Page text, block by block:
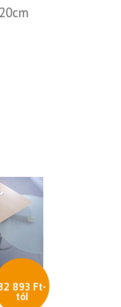
893 Ft-
tól